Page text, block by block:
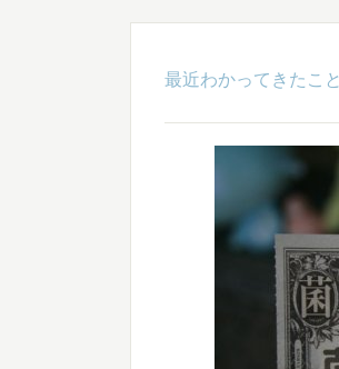
最近わかってきたこと